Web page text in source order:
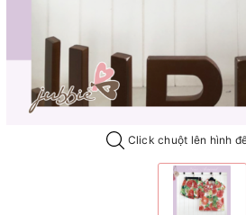
Click chuột lên hình